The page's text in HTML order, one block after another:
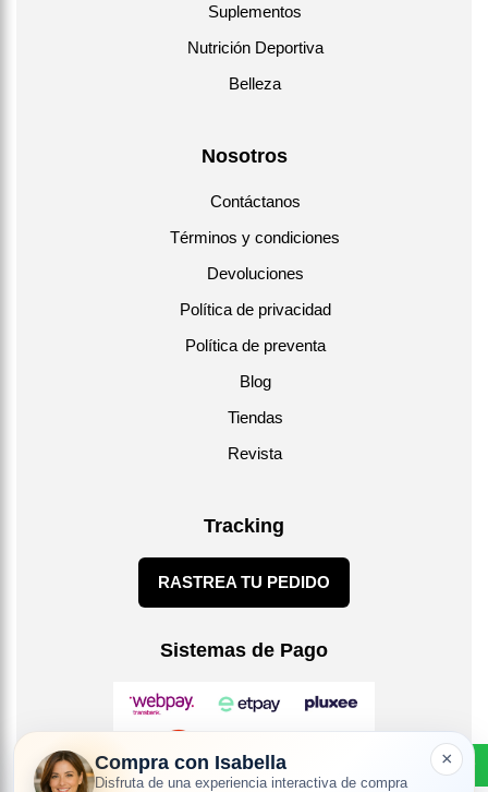
Suplementos
Nutrición Deportiva
Belleza
Nosotros
Contáctanos
Términos y condiciones
Devoluciones
Política de privacidad
Política de preventa
Blog
Tiendas
Revista
Tracking
RASTREA TU PEDIDO
Sistemas de Pago